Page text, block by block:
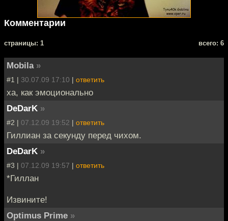
Комментарии
cтраницы: 1 всего: 6
Mobila »
#1 | 30.07.09 17:10 | ответить
ха, как эмоционально
DeDarK »
#2 | 07.12.09 19:52 | ответить
Гиллиан за секунду перед чихом.
DeDarK »
#3 | 07.12.09 19:57 | ответить
*Гиллан
Извините!
Optimus Prime »